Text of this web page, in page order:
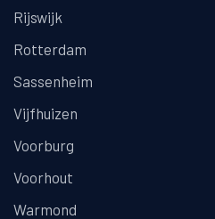
Rijswijk
Rotterdam
Sassenheim
Vijfhuizen
Voorburg
Voorhout
Warmond